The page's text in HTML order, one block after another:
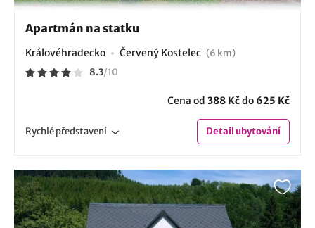
Apartmán na statku
Královéhradecko Červený Kostelec (6 km)
8.3/10
Cena od 388 Kčdo 625 Kč
Rychlépředstavení Detailubytování